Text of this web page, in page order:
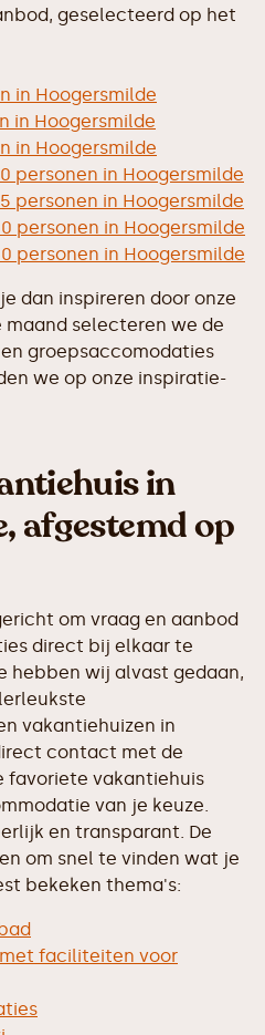
geselecteerd op het
in Hoogersmilde
in Hoogersmilde
in Hoogersmilde
personen in Hoogersmilde
personen in Hoogersmilde
personen in Hoogersmilde
personen in Hoogersmilde
dan inspireren door onze
maand selecteren we de
groepsaccomodaties
we op onze inspiratie-
in
afgestemd op
om vraag en aanbod
direct bij elkaar te
hebben wij alvast gedaan,
vakantiehuizen in
contact met de
favoriete vakantiehuis
van je keuze.
en transparant. De
om snel te vinden wat je
bekeken thema's:
faciliteiten voor